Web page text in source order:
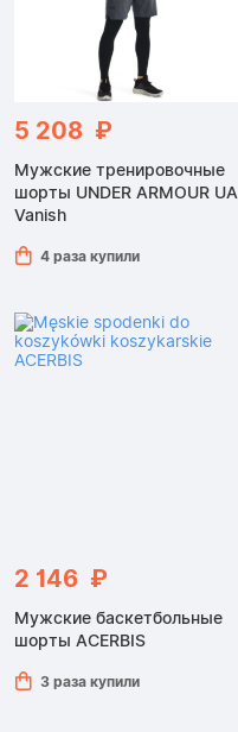
5 208 ₽
Мужские тренировочные
шорты UNDER ARMOUR UA
Vanish
4 раза купили
2 146 ₽
Мужские баскетбольные
шорты ACERBIS
3 раза купили